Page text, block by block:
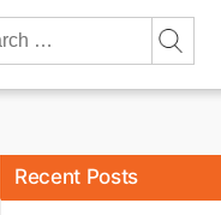
Recent Posts